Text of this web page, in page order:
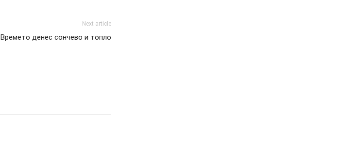
Next article
Времето денес сончево и топло